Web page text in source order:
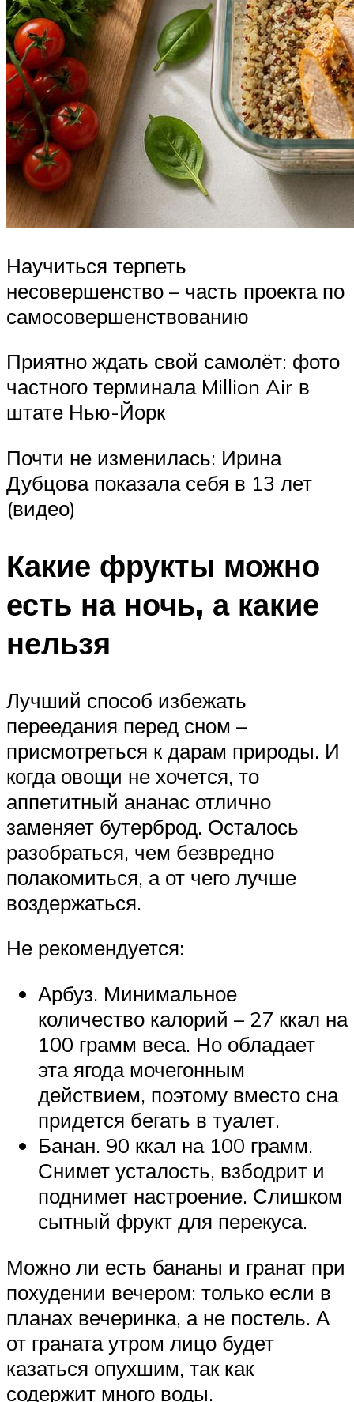
Научиться терпеть
несовершенство – часть проекта по
самосовершенствованию
Приятно ждать свой самолёт: фото
частного терминала Million Air в
штате Нью-Йорк
Почти не изменилась: Ирина
Дубцова показала себя в 13 лет
(видео)
Какие фрукты можно
есть на ночь, а какие
нельзя
Лучший способ избежать
переедания перед сном –
присмотреться к дарам природы. И
когда овощи не хочется, то
аппетитный ананас отлично
заменяет бутерброд. Осталось
разобраться, чем безвредно
полакомиться, а от чего лучше
воздержаться.
Не рекомендуется:
Арбуз. Минимальное
количество калорий – 27 ккал на
100 грамм веса. Но обладает
эта ягода мочегонным
действием, поэтому вместо сна
придется бегать в туалет.
Банан. 90 ккал на 100 грамм.
Снимет усталость, взбодрит и
поднимет настроение. Слишком
сытный фрукт для перекуса.
Можно ли есть бананы и гранат при
похудении вечером: только если в
планах вечеринка, а не постель. А
от граната утром лицо будет
казаться опухшим, так как
содержит много воды.